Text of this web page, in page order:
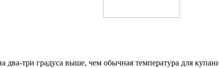
два-три градуса выше, чем обычная температура для